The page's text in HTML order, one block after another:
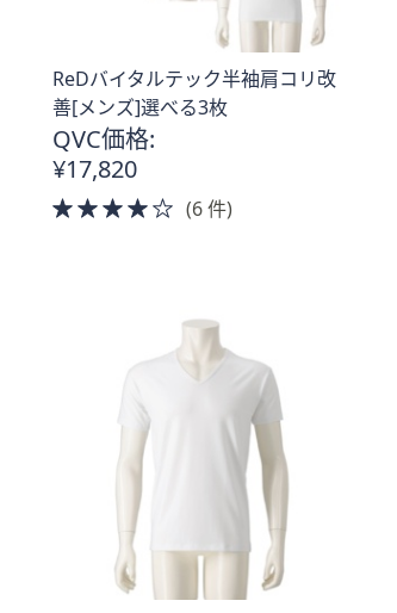
ReDバイタルテック半袖肩コリ改
善[メンズ]選べる3枚
QVC価格:
¥17,820
4.0
(6 件)